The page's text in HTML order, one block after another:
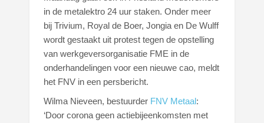
in de metalektro 24 uur staken. Onder meer
bij Trivium, Royal de Boer, Jongia en De Wulff
wordt gestaakt uit protest tegen de opstelling
van werkgeversorganisatie FME in de
onderhandelingen voor een nieuwe cao, meldt
het FNV in een persbericht.
Wilma Nieveen, bestuurder FNV Metaal:
‘Door corona geen actiebijeenkomsten met